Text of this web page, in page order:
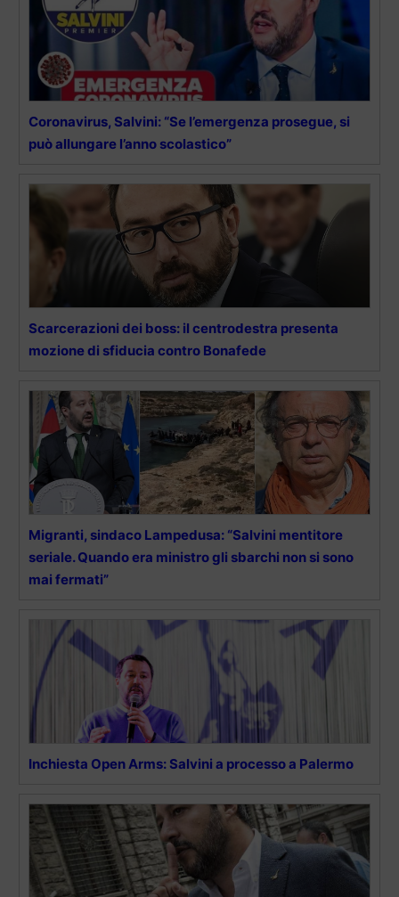
Coronavirus, Salvini: “Se l’emergenza prosegue, si
può allungare l’anno scolastico”
Scarcerazioni dei boss: il centrodestra presenta
mozione di sfiducia contro Bonafede
Migranti, sindaco Lampedusa: “Salvini mentitore
seriale. Quando era ministro gli sbarchi non si sono
mai fermati”
Inchiesta Open Arms: Salvini a processo a Palermo